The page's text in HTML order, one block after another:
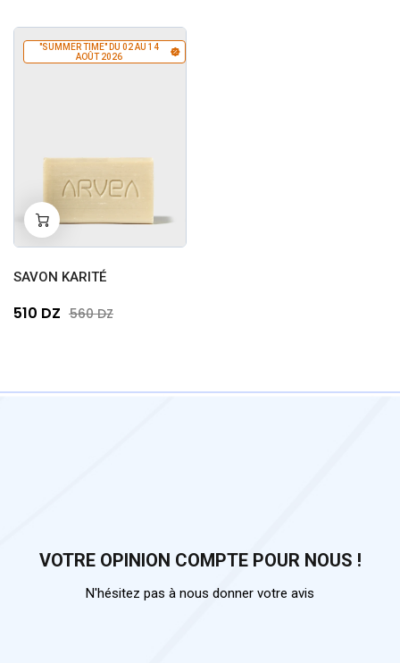
"SUMMER TIME" DU 02 AU 14
AOÛT 2026
- 0+
SAVON KARITÉ
510 DZ 560 DZ
VOTRE OPINION COMPTE POUR NOUS !
N'hésitez pas à nous donner votre avis